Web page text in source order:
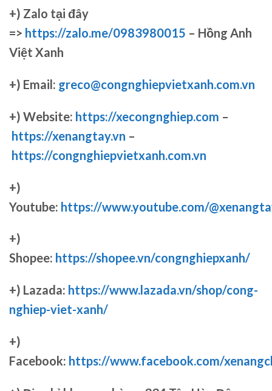
+) Zalo tại đây
=> https://zalo.me/0983980015 – Hồng Anh
Việt Xanh
+) Email: greco@congnghiepvietxanh.com.vn
+) Website: https://xecongnghiep.com –
https://xenangtay.vn –
https://congnghiepvietxanh.com.vn
+)
Youtube: https://www.youtube.com/
+)
Shopee: https://shopee.vn/congnghiepxanh/
+) Lazada: https://www.lazada.vn/shop/cong-
nghiep-viet-xanh/
+)
Facebook: https://www.facebook.com/